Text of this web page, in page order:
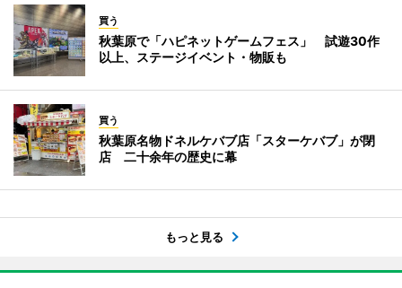
買う
秋葉原で「ハピネットゲームフェス」 試遊30作
以上、ステージイベント・物販も
買う
秋葉原名物ドネルケバブ店「スターケバブ」が閉
店 二十余年の歴史に幕
もっと見る